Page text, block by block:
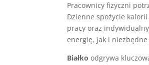
Pracownicy fizyczni
Dzienne spożycie
pracy oraz
energię, jak i niezbędne
Białko odgrywa